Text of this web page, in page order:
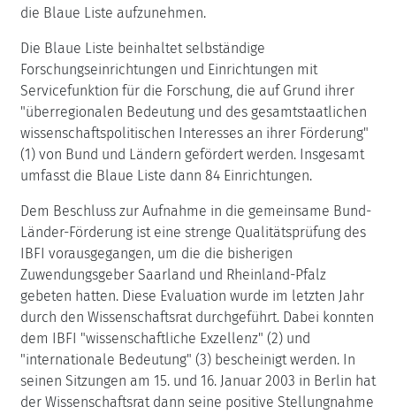
die Blaue Liste aufzunehmen.
Die Blaue Liste beinhaltet selbständige
Forschungseinrichtungen und Einrichtungen mit
Servicefunktion für die Forschung, die auf Grund ihrer
"überregionalen Bedeutung und des gesamtstaatlichen
wissenschaftspolitischen Interesses an ihrer Förderung"
(1) von Bund und Ländern gefördert werden. Insgesamt
umfasst die Blaue Liste dann 84 Einrichtungen.
Dem Beschluss zur Aufnahme in die gemeinsame Bund-
Länder-Förderung ist eine strenge Qualitätsprüfung des
IBFI vorausgegangen, um die die bisherigen
Zuwendungsgeber Saarland und Rheinland-Pfalz
gebeten hatten. Diese Evaluation wurde im letzten Jahr
durch den Wissenschaftsrat durchgeführt. Dabei konnten
dem IBFI "wissenschaftliche Exzellenz" (2) und
"internationale Bedeutung" (3) bescheinigt werden. In
seinen Sitzungen am 15. und 16. Januar 2003 in Berlin hat
der Wissenschaftsrat dann seine positive Stellungnahme